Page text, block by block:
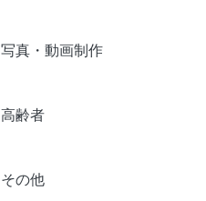
写真・動画制作
高齢者
その他